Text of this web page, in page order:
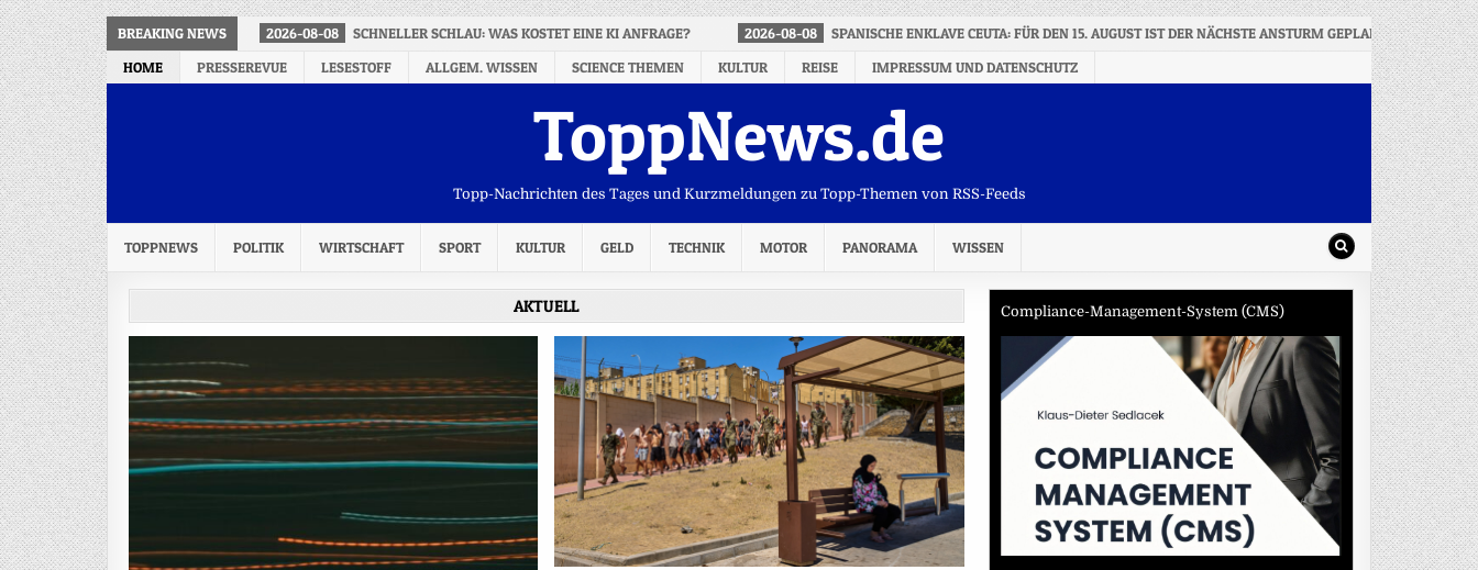
BREAKING NEWS 2026-08-08 SCHNELLER SCHLAU: WAS KOSTET EINE KI ANFRAGE? 2026-08-08 SPANISCHE ENKLAVE CEUTA: FÜR DEN 15. AUGUST IST DER NÄCHSTE ANSTURM GEPLANT
HOME
PRESSEREVUE LESESTOFF ALLGEM. WISSEN SCIENCE THEMEN KULTUR REISE IMPRESSUM UND DATENSCHUTZ
ToppNews.de
Topp-Nachrichten des Tages und Kurzmeldungen zu Topp-Themen von RSS-Feeds
TOPPNEWS POLITIK WIRTSCHAFT SPORT KULTUR GELD TECHNIK MOTOR PANORAMA WISSEN
AKTUELL Compliance-Management-System (CMS)